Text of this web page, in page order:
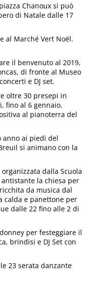
Chanoux si può
di Natale dalle 17
al Marché Vert Noël.
il benvenuto al 2019,
di fronte al Museo
e DJ set.
oltre 30 presepi in
fino al 6 gennaio.
al pianoterra del
anno ai piedi del
si animano con la
dalla Scuola
la chiesa per
da musica dal
calda e panettone per
dalle 22 fino alle 2 di
per festeggiare il
brindisi e DJ Set con
23 serata danzante